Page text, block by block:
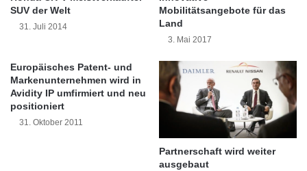
Packs für den professionellen Support und
zusätzliche Produktivitätsfunktionen erworben.
zweiten Tag einen neuen Kunden.
“2011 war ein Wendepunkt in der Geschichte
von BonitaSoft”, so die Worte von Miguel
Valdes Faura, BonitaSoft CEO. “Mit mehr als 1
n
t
i
e
r
e
d
e
r
I
SUV der Welt
31. Juli 2014
Mobilitätsangebote für das
Land
3. Mai 2017
Europäisches Patent- und
Markenunternehmen wird in
Avidity IP umfirmiert und neu
positioniert
31. Oktober 2011
Partnerschaft wird weiter
ausgebaut